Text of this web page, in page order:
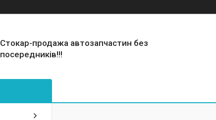
Стокар-продажа автозапчастин без
посередників!!!